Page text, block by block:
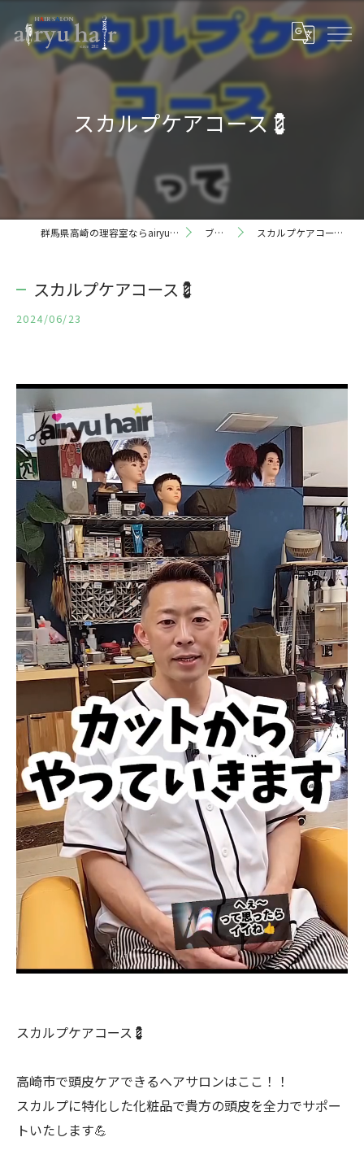
スカルプケアコース💈
群馬県高崎の理容室ならairyu hair ブログ スカルプケアコース💈
スカルプケアコース💈
2024/06/23
スカルプケアコース💈
高崎市で頭皮ケアできるヘアサロンはここ！！
スカルプに特化した化粧品で貴方の頭皮を全力でサポー
トいたします💪